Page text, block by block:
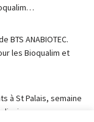
ANABIOTEC.
les Bioqualim et
à St Palais, semaine